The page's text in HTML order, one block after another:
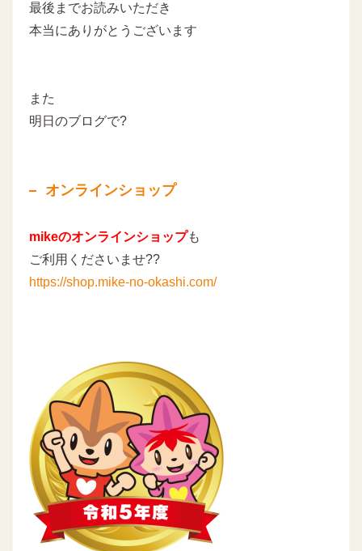
最後までお読みいただき
本当にありがとうございます
また
明日のブログで?
オンラインショップ
mikeのオンラインショップも
ご利用くださいませ??
https://shop.mike-no-okashi.com/